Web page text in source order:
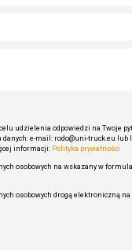
udzielenia odpowiedzi na Twoje
e-mail: rodo@uni-truck.eu
informacji: Polityka prywatności
osobowych na wskazany w
osobowych drogą elektroniczną